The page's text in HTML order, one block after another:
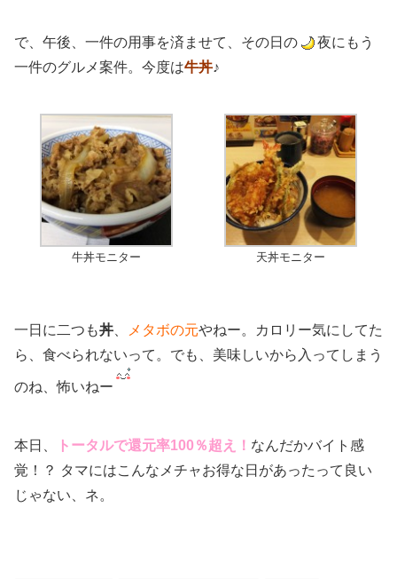
で、午後、一件の用事を済ませて、その日の
夜にもう
一件のグルメ案件。今度は牛丼♪
牛丼モニター 天丼モニター
一日に二つも丼 メタボの元やねー。カロリー気にしてた
ら、食べられないって。でも、美味しいから入ってしまう
のね、怖いねー
本日、 トータルで還元率100％超え！ なんだかバイト感
覚！？ タマにはこんなメチャお得な日があったって良い
じゃない、ネ。